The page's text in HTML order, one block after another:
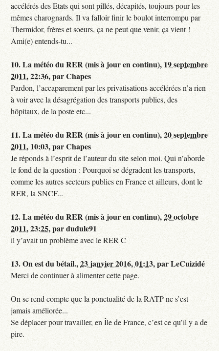
accélérés des Etats qui sont pillés, décapités, toujours pour les
mêmes charognards. Il va falloir finir le boulot interrompu par
Thermidor, frères et soeurs, ça ne peut que venir, ça vient !
Ami(e) entends-tu...
10.La météo du RER (mis à jour en continu), 19 septembre
2011, 22:36,parChapes
Pardon, l’accaparement par les privatisations accélérées n’a rien
à voir avec la désagrégation des transports publics, des
hôpitaux, de la poste etc...
11.La météo du RER (mis à jour en continu),20 septembre
2011, 10:03,parChapes
Je réponds à l’esprit de l’auteur du site selon moi. Qui n’aborde
le fond de la question : Pourquoi se dégradent les transports,
comme les autres secteurs publics en France et ailleurs, dont le
RER, la SNCF...
12.La météo du RER (mis à jour en continu),29 octobre
2011, 23:25,pardudule91
il y’avait un problème avec le RER C
13.On est du bétail.,23 janvier 2016, 01:13,parLeCuizidé
Merci de continuer à alimenter cette page.
On se rend compte que la ponctualité de la RATP ne s’est
jamais améliorée...
Se déplacer pour travailler, en Île de France, c’est ce qu’il y a de
pire.